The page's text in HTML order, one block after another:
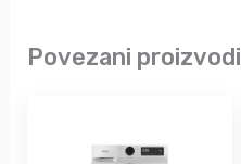
Povezani proizvodi